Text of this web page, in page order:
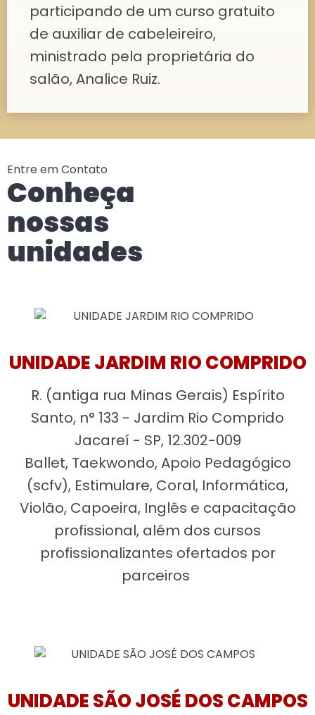
participando de um curso gratuito
de auxiliar de cabeleireiro,
ministrado pela proprietária do
salão, Analice Ruiz.
Entre em Contato
Conheça
nossas
unidades
UNIDADE JARDIM RIO COMPRIDO
R. (antiga rua Minas Gerais) Espírito
Santo, n° 133 - Jardim Rio Comprido
Jacareí - SP, 12.302-009
Ballet, Taekwondo, Apoio Pedagógico
(scfv), Estimulare, Coral, Informática,
Violão, Capoeira, Inglês e capacitação
profissional, além dos cursos
profissionalizantes ofertados por
parceiros
UNIDADE SÃO JOSÉ DOS CAMPOS